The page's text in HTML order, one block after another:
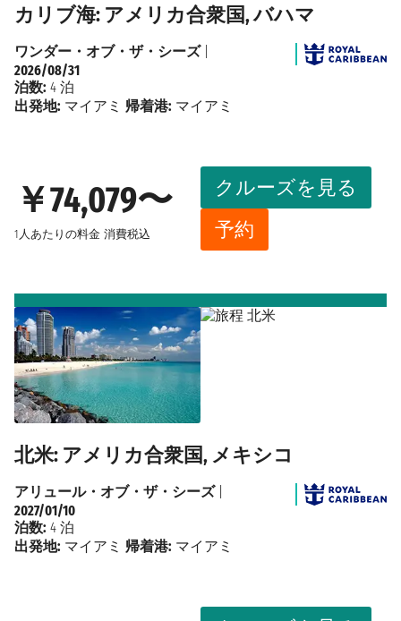
カリブ海: アメリカ合衆国, バハマ
￥74,079〜
1人あたりの料金 消費税込
クルーズを見る
予約
ワンダー・オブ・ザ・シーズ|
2026/08/31
泊数: 4 泊
出発地: マイアミ 帰着港: マイアミ
北米: アメリカ合衆国, メキシコ
アリュール・オブ・ザ・シーズ|
2027/01/10
泊数: 4 泊
出発地: マイアミ 帰着港: マイアミ